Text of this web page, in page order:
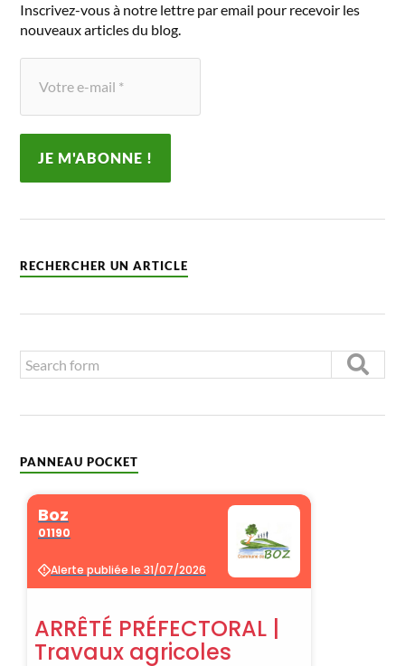
Inscrivez-vous à notre lettre par email pour recevoir les
nouveaux articles du blog.
RECHERCHER UN ARTICLE
PANNEAU POCKET